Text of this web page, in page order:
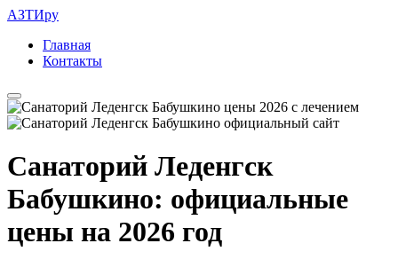
АЗТИру
Главная
Контакты
Санаторий Леденгск
Бабушкино: официальные
цены на 2026 год